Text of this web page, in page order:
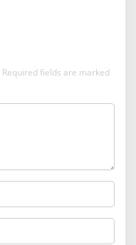
Required fields are marked